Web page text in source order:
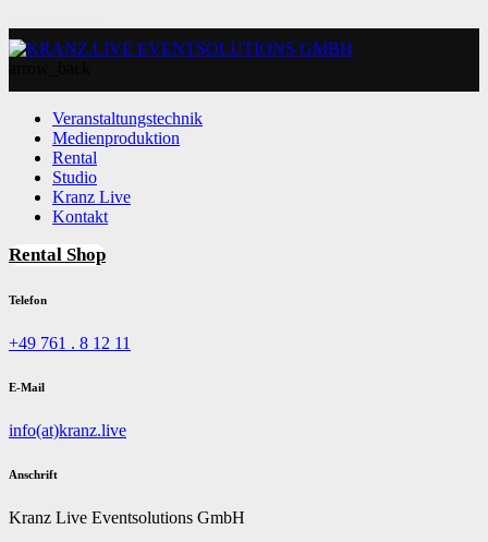
Veranstaltungstechnik
Medienproduktion
Rental
Studio
Kranz Live
Kontakt
Rental Shop
Telefon
+49 761 . 8 12 11
E-Mail
info(at)kranz.live
Anschrift
Kranz Live Eventsolutions GmbH